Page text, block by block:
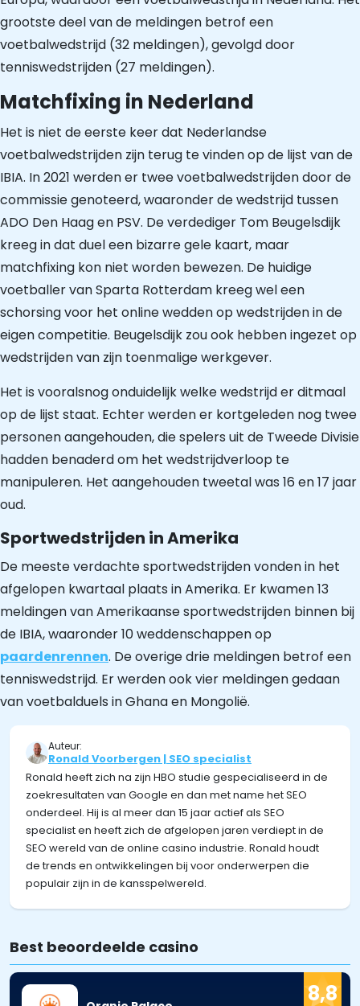
grootste deel van de meldingen betrof een
voetbalwedstrijd (32 meldingen), gevolgd door
tenniswedstrijden (27 meldingen).
Matchfixing in Nederland
Het is niet de eerste keer dat Nederlandse
voetbalwedstrijden zijn terug te vinden op de lijst van de
IBIA. In 2021 werden er twee voetbalwedstrijden door de
commissie genoteerd, waaronder de wedstrijd tussen
ADO Den Haag en PSV. De verdediger Tom Beugelsdijk
kreeg in dat duel een bizarre gele kaart, maar
matchfixing kon niet worden bewezen. De huidige
voetballer van Sparta Rotterdam kreeg wel een
schorsing voor het online wedden op wedstrijden in de
eigen competitie. Beugelsdijk zou ook hebben ingezet op
wedstrijden van zijn toenmalige werkgever.
Het is vooralsnog onduidelijk welke wedstrijd er ditmaal
op de lijst staat. Echter werden er kortgeleden nog twee
personen aangehouden, die spelers uit de Tweede Divisie
hadden benaderd om het wedstrijdverloop te
manipuleren. Het aangehouden tweetal was 16 en 17 jaar
oud.
Sportwedstrijden in Amerika
De meeste verdachte sportwedstrijden vonden in het
afgelopen kwartaal plaats in Amerika. Er kwamen 13
meldingen van Amerikaanse sportwedstrijden binnen bij
de IBIA, waaronder 10 weddenschappen op
paardenrennen. De overige drie meldingen betrof een
tenniswedstrijd. Er werden ook vier meldingen gedaan
van voetbalduels in Ghana en Mongolië.
Auteur:
Ronald Voorbergen | SEO specialist
Ronald heeft zich na zijn HBO studie gespecialiseerd in de
zoekresultaten van Google en dan met name het SEO
onderdeel. Hij is al meer dan 15 jaar actief als SEO
specialist en heeft zich de afgelopen jaren verdiept in de
SEO wereld van de online casino industrie. Ronald houdt
de trends en ontwikkelingen bij voor onderwerpen die
populair zijn in de kansspelwereld.
Best beoordeelde casino
8,8